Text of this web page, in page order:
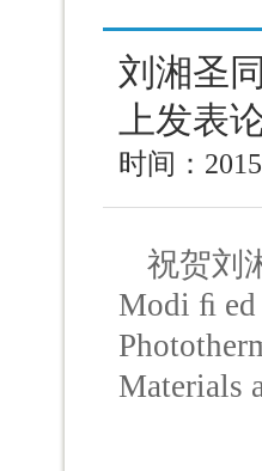
刘湘圣
上发表
时间：
祝贺刘
Modi ﬁ
Materials